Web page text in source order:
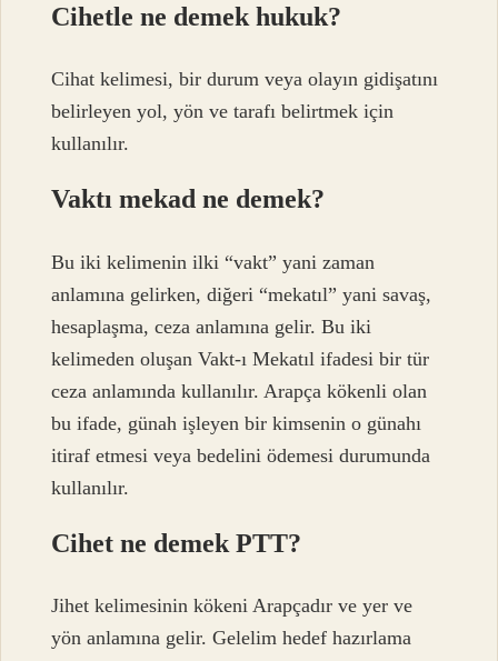
Cihetle ne demek hukuk?
Cihat kelimesi, bir durum veya olayın gidişatını
belirleyen yol, yön ve tarafı belirtmek için
kullanılır.
Vaktı mekad ne demek?
Bu iki kelimenin ilki “vakt” yani zaman
anlamına gelirken, diğeri “mekatıl” yani savaş,
hesaplaşma, ceza anlamına gelir. Bu iki
kelimeden oluşan Vakt-ı Mekatıl ifadesi bir tür
ceza anlamında kullanılır. Arapça kökenli olan
bu ifade, günah işleyen bir kimsenin o günahı
itiraf etmesi veya bedelini ödemesi durumunda
kullanılır.
Cihet ne demek PTT?
Jihet kelimesinin kökeni Arapçadır ve yer ve
yön anlamına gelir. Gelelim hedef hazırlama